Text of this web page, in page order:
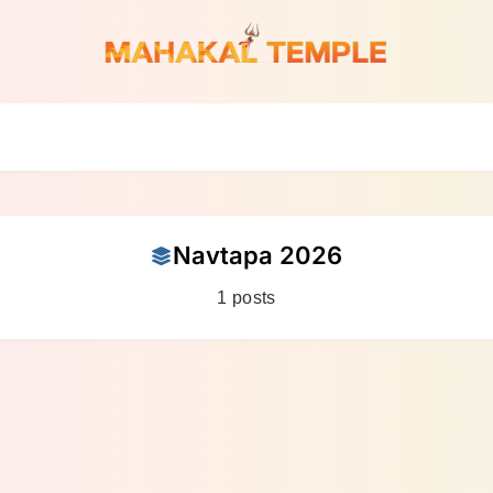
Navtapa 2026
1 posts